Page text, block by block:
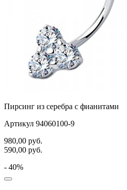
Пирсинг из серебра с фианитами
Артикул 94060100-9
980,00 руб.
590,00 руб.
- 40%